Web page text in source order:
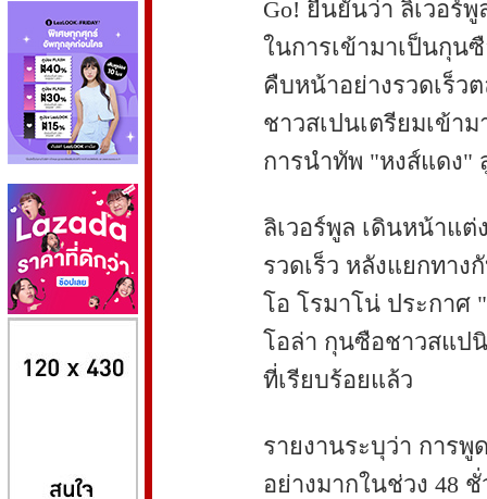
Go! ยืนยันว่า ลิเวอร์
ในการเข้ามาเป็นกุน
คืบหน้าอย่างรวดเร็ว
ชาวสเปนเตรียมเข้า
การนำทัพ "หงส์แดง
ลิเวอร์พูล เดินหน้าแ
รวดเร็ว หลังแยกทา
โอ โรมาโน่ ประกาศ
โอล่า กุนซือชาวสแป
ที่เรียบร้อยแล้ว
รายงานระบุว่า การ
อย่างมากในช่วง 48